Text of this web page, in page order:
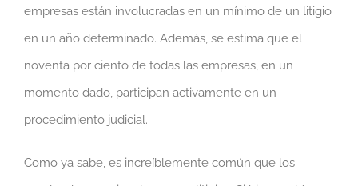
empresas están involucradas en un mínimo de un litigio
en un año determinado. Además, se estima que el
noventa por ciento de todas las empresas, en un
momento dado, participan activamente en un
procedimiento judicial.
Como ya sabe, es increíblemente común que los